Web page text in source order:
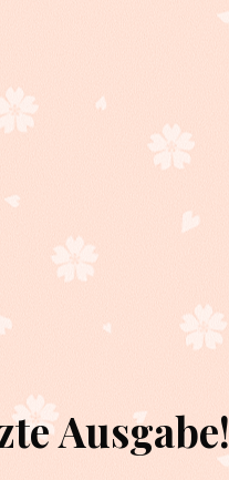
Ausgabe!